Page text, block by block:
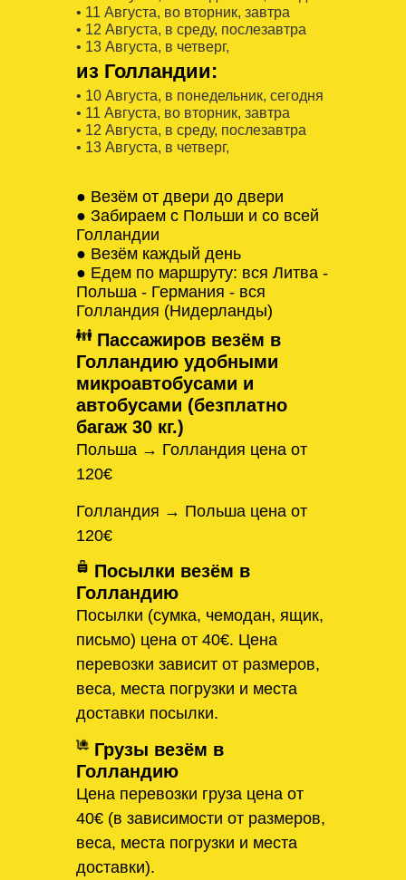
• 11 Августa, во вторник, завтра
• 12 Августa, в среду, послезавтра
• 13 Августa, в четверг,
из Голландии:
• 10 Августa, в понедельник, сегодня
• 11 Августa, во вторник, завтра
• 12 Августa, в среду, послезавтра
• 13 Августa, в четверг,
● Везём от двери до двери
● Забираем с Польши и со всей
Голландии
● Везём каждый день
● Едем по маршруту: вся Литва -
Польша - Германия - вся
Голландия (Нидерланды)
Пассажиров везём в
Голландию удобными
микроавтобусами и
автобусами (безплатно
багаж 30 кг.)
Польша → Голландия цена от
120€
Голландия → Польша цена от
120€
Посылки везём в
Голландию
Посылки (сумка, чемодан, ящик,
письмо) цена от 40€. Цена
перевозки зависит от размеров,
веса, места погрузки и места
доставки посылки.
Грузы везём в
Голландию
Цена перевозки груза цена от
40€ (в зависимости от размеров,
веса, места погрузки и места
доставки).